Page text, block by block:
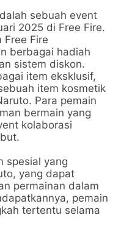
sebuah event
2025 di Free Fire.
Free Fire
berbagai hadiah
sistem diskon.
item eksklusif,
item kosmetik
Para pemain
bermain yang
kolaborasi
spesial yang
yang dapat
permainan dalam
pemain
tertentu selama